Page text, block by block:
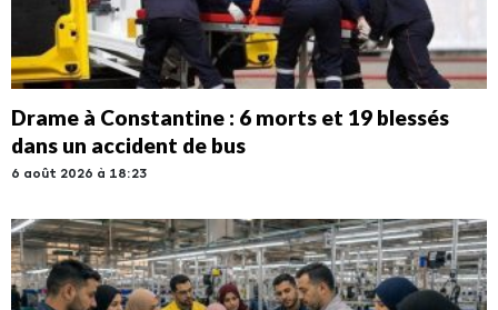
Drame à Constantine : 6 morts et 19 blessés
dans un accident de bus
6 août 2026 à 18:23